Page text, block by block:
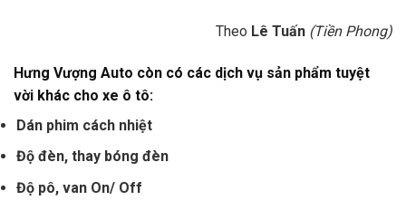
Theo Lê Tuấn (Tiền Phong)
Hưng Vượng Auto còn có các dịch vụ sản phẩm tuyệt
vời khác cho xe ô tô:
Dán phim cách nhiệt
Độ đèn, thay bóng đèn
Độ pô, van On/ Off